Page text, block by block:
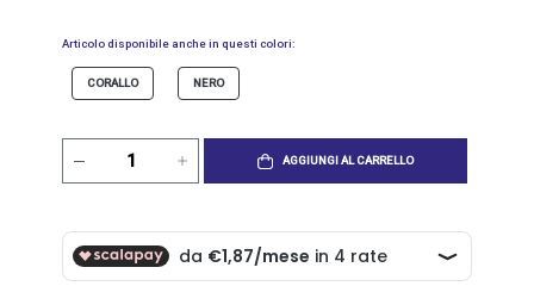
Articolo disponibile anche in questi colori:
CORALLO NERO
AGGIUNGI AL CARRELLO